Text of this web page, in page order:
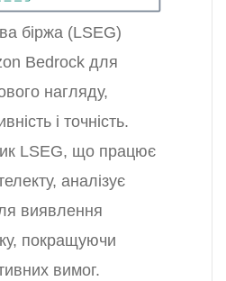
біржа (LSEG)
Bedrock для
нагляду,
і точність.
LSEG, що працює
аналізує
виявлення
покращуючи
вимог.